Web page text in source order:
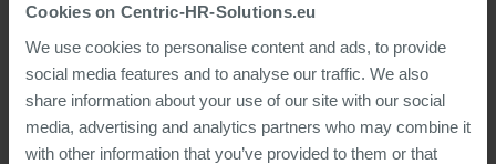
Cookies on Centric-HR-Solutions.eu
We use cookies to personalise content and ads, to provide
social media features and to analyse our traffic. We also
share information about your use of our site with our social
media, advertising and analytics partners who may combine it
with other information that you’ve provided to them or that
PLX
Personal-Sachbearbeiter-Cockpit für
SAP HCM